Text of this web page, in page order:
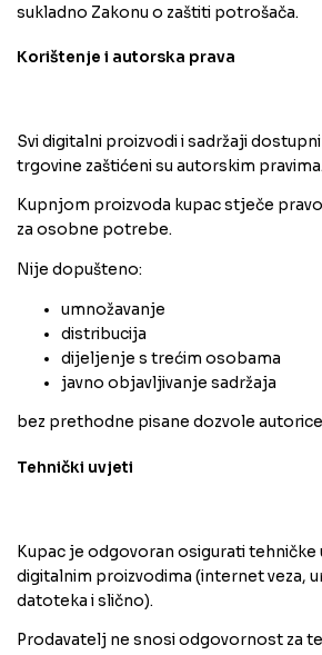
sukladno Zakonu o zaštiti potrošača.
Korištenje i autorska prava
Svi digitalni proizvodi i sadržaji
trgovine zaštićeni su autorskim pravima.
Kupnjom proizvoda kupac stječe
za osobne potrebe.
Nije dopušteno:
umnožavanje
distribucija
dijeljenje s trećim osobama
javno objavljivanje sadržaja
bez prethodne pisane dozvole autorice
Tehnički uvjeti
Kupac je odgovoran osigurati tehničke
digitalnim proizvodima (internet veza,
datoteka i slično).
Prodavatelj ne snosi odgovornost za